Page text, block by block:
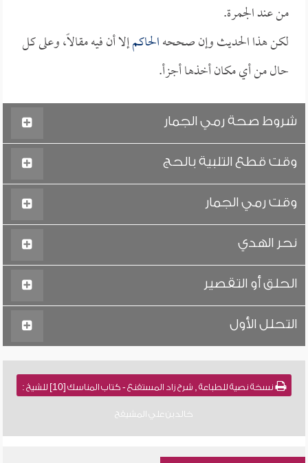
من عند الجمرة.
لكن هذا الحديث وإن صححهالحاكمإلا أن فيه مقالاً، وعلى كل
حال من أي مكان أخذها أجزأ.
شروط صحة رمي الجمار
وقت قطع التلبية بالحج
وقت رمي الجمار
نحر الهدي
الحلق أو التقصير
التحلل الأول
نسخة نصية للطباعة , شرح زاد المستقنع - كتاب المناسك [10] للشيخ :
خالد بن علي المشيقح